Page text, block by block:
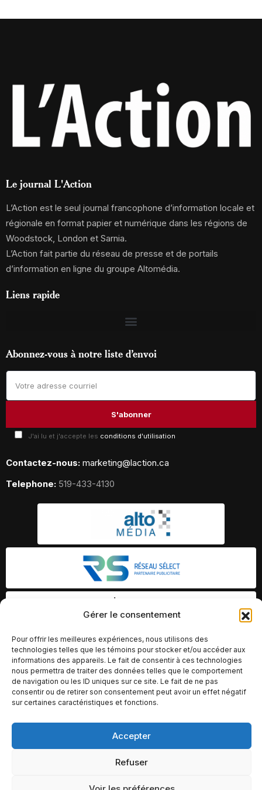
Gérer le consentement
Pour offrir les meilleures expériences, nous utilisons des
technologies telles que les témoins pour stocker et/ou accéder aux
informations des appareils. Le fait de consentir à ces technologies
nous permettra de traiter des données telles que le comportement
de navigation ou les ID uniques sur ce site. Le fait de ne pas
consentir ou de retirer son consentement peut avoir un effet négatif
sur certaines caractéristiques et fonctions.
Accepter
Refuser
Le journal L'Action
L’Action est le seul journal francophone d’information locale et
régionale en format papier et numérique dans les régions de
Woodstock, London et Sarnia.
L’Action fait partie du réseau de presse et de portails
d’information en ligne du groupe Altomédia.
Liens rapide
Abonnez-vous à notre liste d’envoi
J'ai lu et j'accepte les conditions d'utilisation
Contactez-nous: marketing@laction.ca
Telephone: 519-433-4130
© Copyright 2026 – Altomédia Inc |